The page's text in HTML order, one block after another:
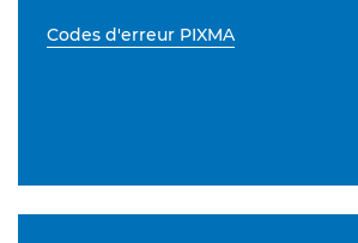
Codes d'erreur PIXMA